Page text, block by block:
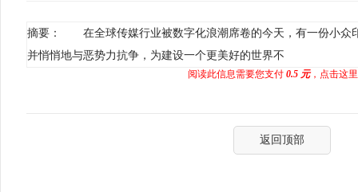
摘要： 在全球传媒行业被数字化浪潮席卷的今天，有一份小众
并悄悄地与恶势力抗争，为建设一个更美好的世界不
阅读此信息需要您支付 0.5 元，点击这
返回顶部